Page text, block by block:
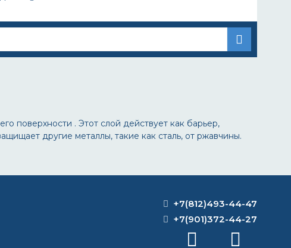
поверхности . Этот слой действует как барьер,
другие металлы, такие как сталь, от ржавчины.
+7(812)493-44-47
+7(901)372-44-27